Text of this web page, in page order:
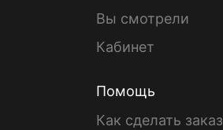
Вы смотрели
Кабинет
Помощь
Как сделать заказ